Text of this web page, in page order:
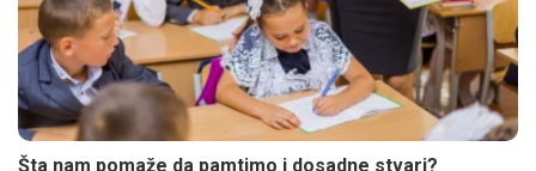
Šta nam pomaže da pamtimo i dosadne stvari?